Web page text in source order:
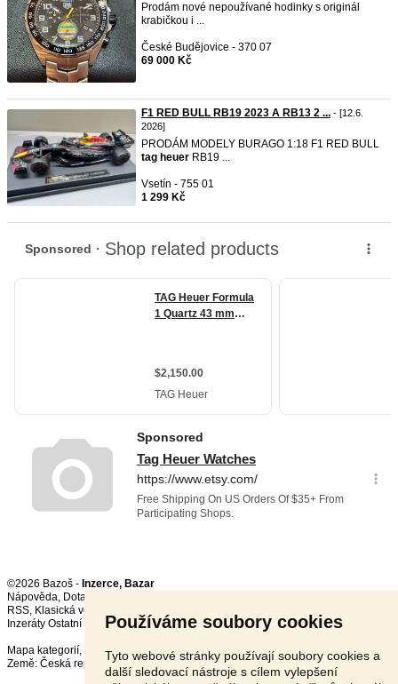
Používáme soubory cookies
Tyto webové stránky používají soubory cookies a
další sledovací nástroje s cílem vylepšení
Prodám nové nepoužívané hodinky s originál
krabičkou i ...
České Budějovice - 370 07
69 000 Kč
F1 RED BULL RB19 2023 A RB13 2 ... - [12.6.
2026]
PRODÁM MODELY BURAGO 1:18 F1 RED BULL
tag heuer RB19 ...
Vsetín - 755 01
1 299 Kč
©2026 Bazoš - Inzerce, Bazar
Nápověda, Dotazy
RSS,
Inzeráty Ostatní celkem:148973, za 24 hodin:3711
Mapa kategorií,
Nejvyhledávanější výrazy
Země: Česká republika ,Slovensko Polsko, Rakousko